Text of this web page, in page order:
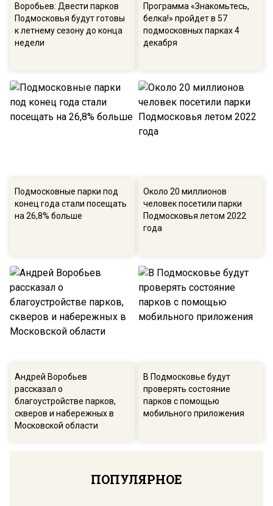
Воробьев: Двести парков
Подмосковья будут готовы
к летнему сезону до конца
недели
Программа «Знакомьтесь,
белка!» пройдет в 57
подмосковных парках 4
декабря
Подмосковные парки под
конец года стали посещать
на 26,8% больше
Около 20 миллионов
человек посетили парки
Подмосковья летом 2022
года
Андрей Воробьев
рассказал о
благоустройстве парков,
скверов и набережных в
Московской области
В Подмосковье будут
проверять состояние
парков с помощью
мобильного приложения
ПОПУЛЯРНОЕ